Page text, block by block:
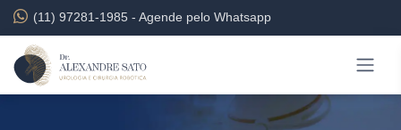
(11) 97281-1985 - Agende pelo Whatsapp